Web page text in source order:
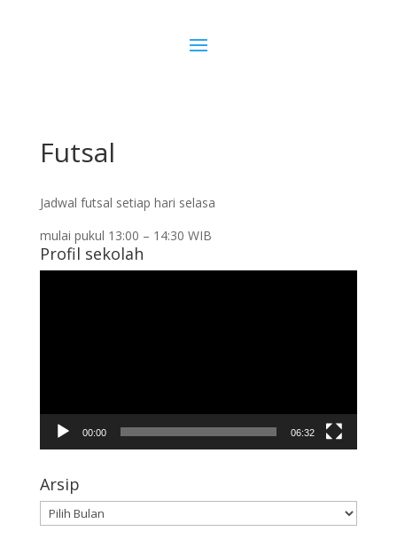
Futsal
Jadwal futsal setiap hari selasa
mulai pukul 13:00 – 14:30 WIB
Profil sekolah
00:00 06:32
Arsip
Arsip